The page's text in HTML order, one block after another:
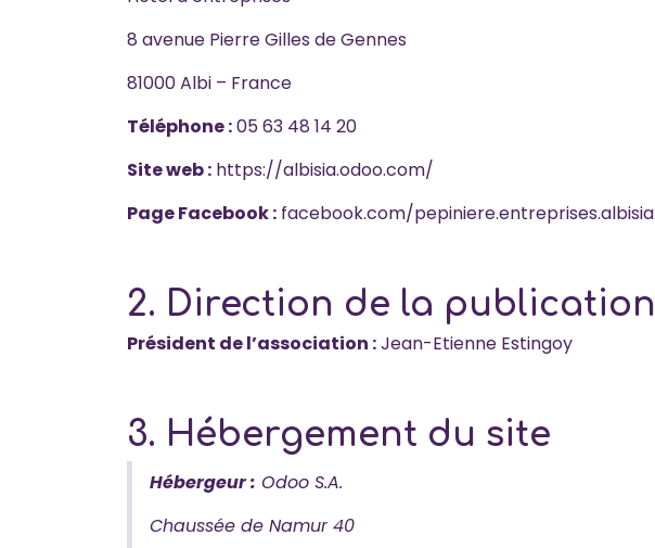
8 avenue Pierre Gilles de Gennes
81000 Albi – France
Téléphone :05 63 48 14 20
Site web : https://albisia.odoo.com/
Page Facebook : facebook.com/pepiniere.entreprises.albisia
2. Direction de la publication
Président de l’association :Jean-Etienne Estingoy
3. Hébergement du site
Hébergeur : Odoo S.A.
Chaussée de Namur 40